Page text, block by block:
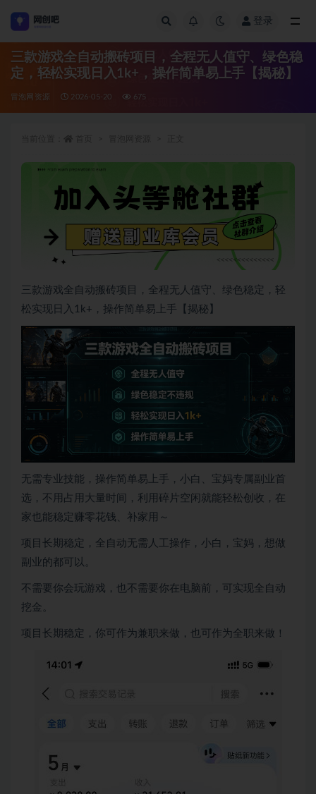
登录
三款游戏全自动搬砖项目，全程无人值守、绿色稳
定，轻松实现日入1k+，操作简单易上手【揭秘】
冒泡网资源 2026-05-20 675
三款游戏全自动搬砖项目，全程无人值守、绿色稳定，轻
松实现日入1k+，操作简单易上手【揭秘】
无需专业技能，操作简单易上手，小白、宝妈专属副业首
选，不用占用大量时间，利用碎片空闲就能轻松创收，在
家也能稳定赚零花钱、补家用～
项目长期稳定，全自动无需人工操作，小白，宝妈，想做
副业的都可以。
不需要你会玩游戏，也不需要你在电脑前，可实现全自动
挖金。
项目长期稳定，你可作为兼职来做，也可作为全职来做！